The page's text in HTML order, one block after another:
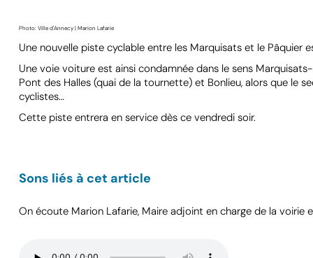
Photo: Ville d'Annecy | Marion Lafarie
Une nouvelle piste cyclable entre les Marquisats et le Pâquier
Une voie voiture est ainsi condamnée dans le sens
Pont des Halles (quai de la tournette) et Bonlieu, alors que le
cyclistes…
Cette piste entrera en service dès ce vendredi soir.
Sons liés à cet article
On écoute Marion Lafarie, Maire adjoint en charge de la voirie